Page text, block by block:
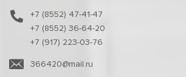
+7 (8552) 47-41-47
+7 (8552) 36-64-20
+7 (917) 223-03-76
366420@mail.ru